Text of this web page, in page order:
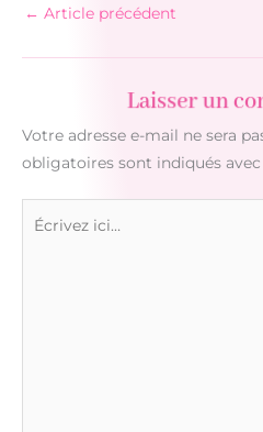
← Article précédent
Laisser un
Votre adresse e-mail ne sera
obligatoires sont indiqués avec